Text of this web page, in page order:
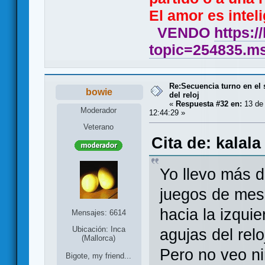
El amor es
VENDO
bowie
Moderador
Veterano
Mensajes: 6614
Ubicación: Inca
(Mallorca)
Bigote, my friend...
Re:Secuencia turno en el
del reloj
« Respuesta #32 en: 13
12:44:29 »
Cita de: kalala
Yo llevo más
juegos de
hacia la
agujas del
Pero no veo